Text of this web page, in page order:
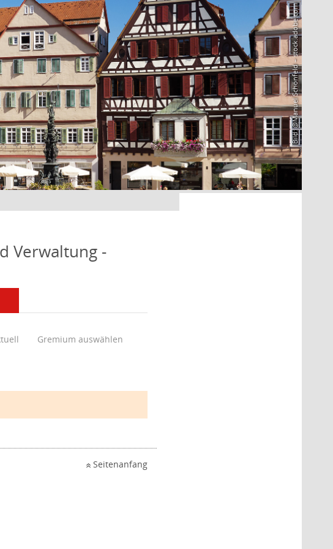
Bild: @Manuel Schönfeld – stock.adobe.com
Verwaltung -
Gremium auswählen
Seitenanfang